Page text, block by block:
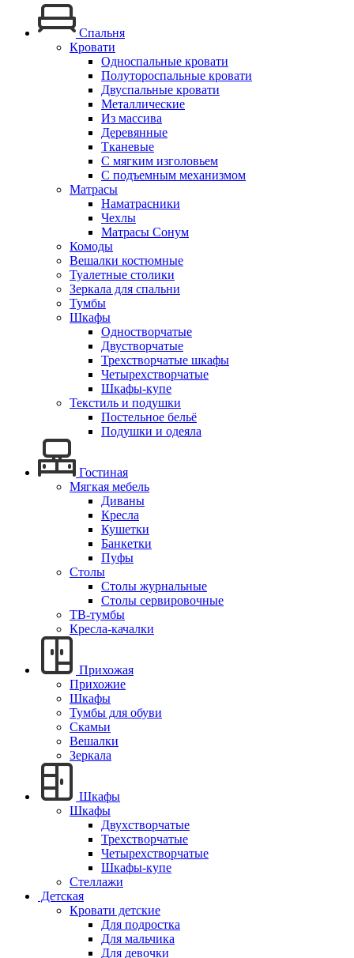
Спальня
Кровати
Односпальные кровати
Полутороспальные кровати
Двуспальные кровати
Металлические
Из массива
Деревянные
Тканевые
С мягким изголовьем
С подъемным механизмом
Матрасы
Наматрасники
Чехлы
Матрасы Сонум
Комоды
Вешалки костюмные
Туалетные столики
Зеркала для спальни
Тумбы
Шкафы
Одностворчатые
Двустворчатые
Трехстворчатые шкафы
Четырехстворчатые
Шкафы-купе
Текстиль и подушки
Постельное бельё
Подушки и одеяла
Гостиная
Мягкая мебель
Диваны
Кресла
Кушетки
Банкетки
Пуфы
Столы
Столы журнальные
Столы сервировочные
ТВ-тумбы
Кресла-качалки
Прихожая
Прихожие
Шкафы
Тумбы для обуви
Скамьи
Вешалки
Зеркала
Шкафы
Шкафы
Двухстворчатые
Трехстворчатые
Четырехстворчатые
Шкафы-купе
Стеллажи
Детская
Кровати детские
Для подростка
Для мальчика
Для девочки